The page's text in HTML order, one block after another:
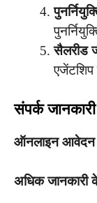
सैलरीड
एजेंटशिप
संपर्क जानकारी
ऑनलाइन आवेदन
अधिक जानकारी